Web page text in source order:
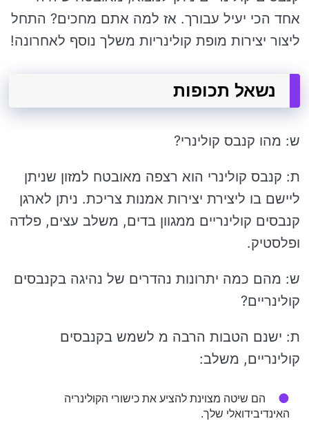
אחד הכי יעיל עבורך. אז למה אתם מחכים? התחל
ליצור יצירות מופת קולינריות משלך נוסף לאחרונה!
נשאל תכופות
ש: מהו קנבס קולינרי?
ת: קנבס קולינרי הוא רצפה מאובטח למזון שניתן
ליישם בו ליצירת יצירות אמנות צריכת. ניתן לארגן
קנבסים קולינריים ממגוון בדים, משלב עצים, פלדה
ופלסטיק.
ש: מהם כמה יתרונות נהדרים של נהיגה בקנבסים
קולינריים?
ת: ישנם הטבות הרבה מ לשמש בקנבסים
קולינריים, משלב:
הם שיטה מצוינת להציע את כישורי הקולינריה
האינדיבידואלי שלך.